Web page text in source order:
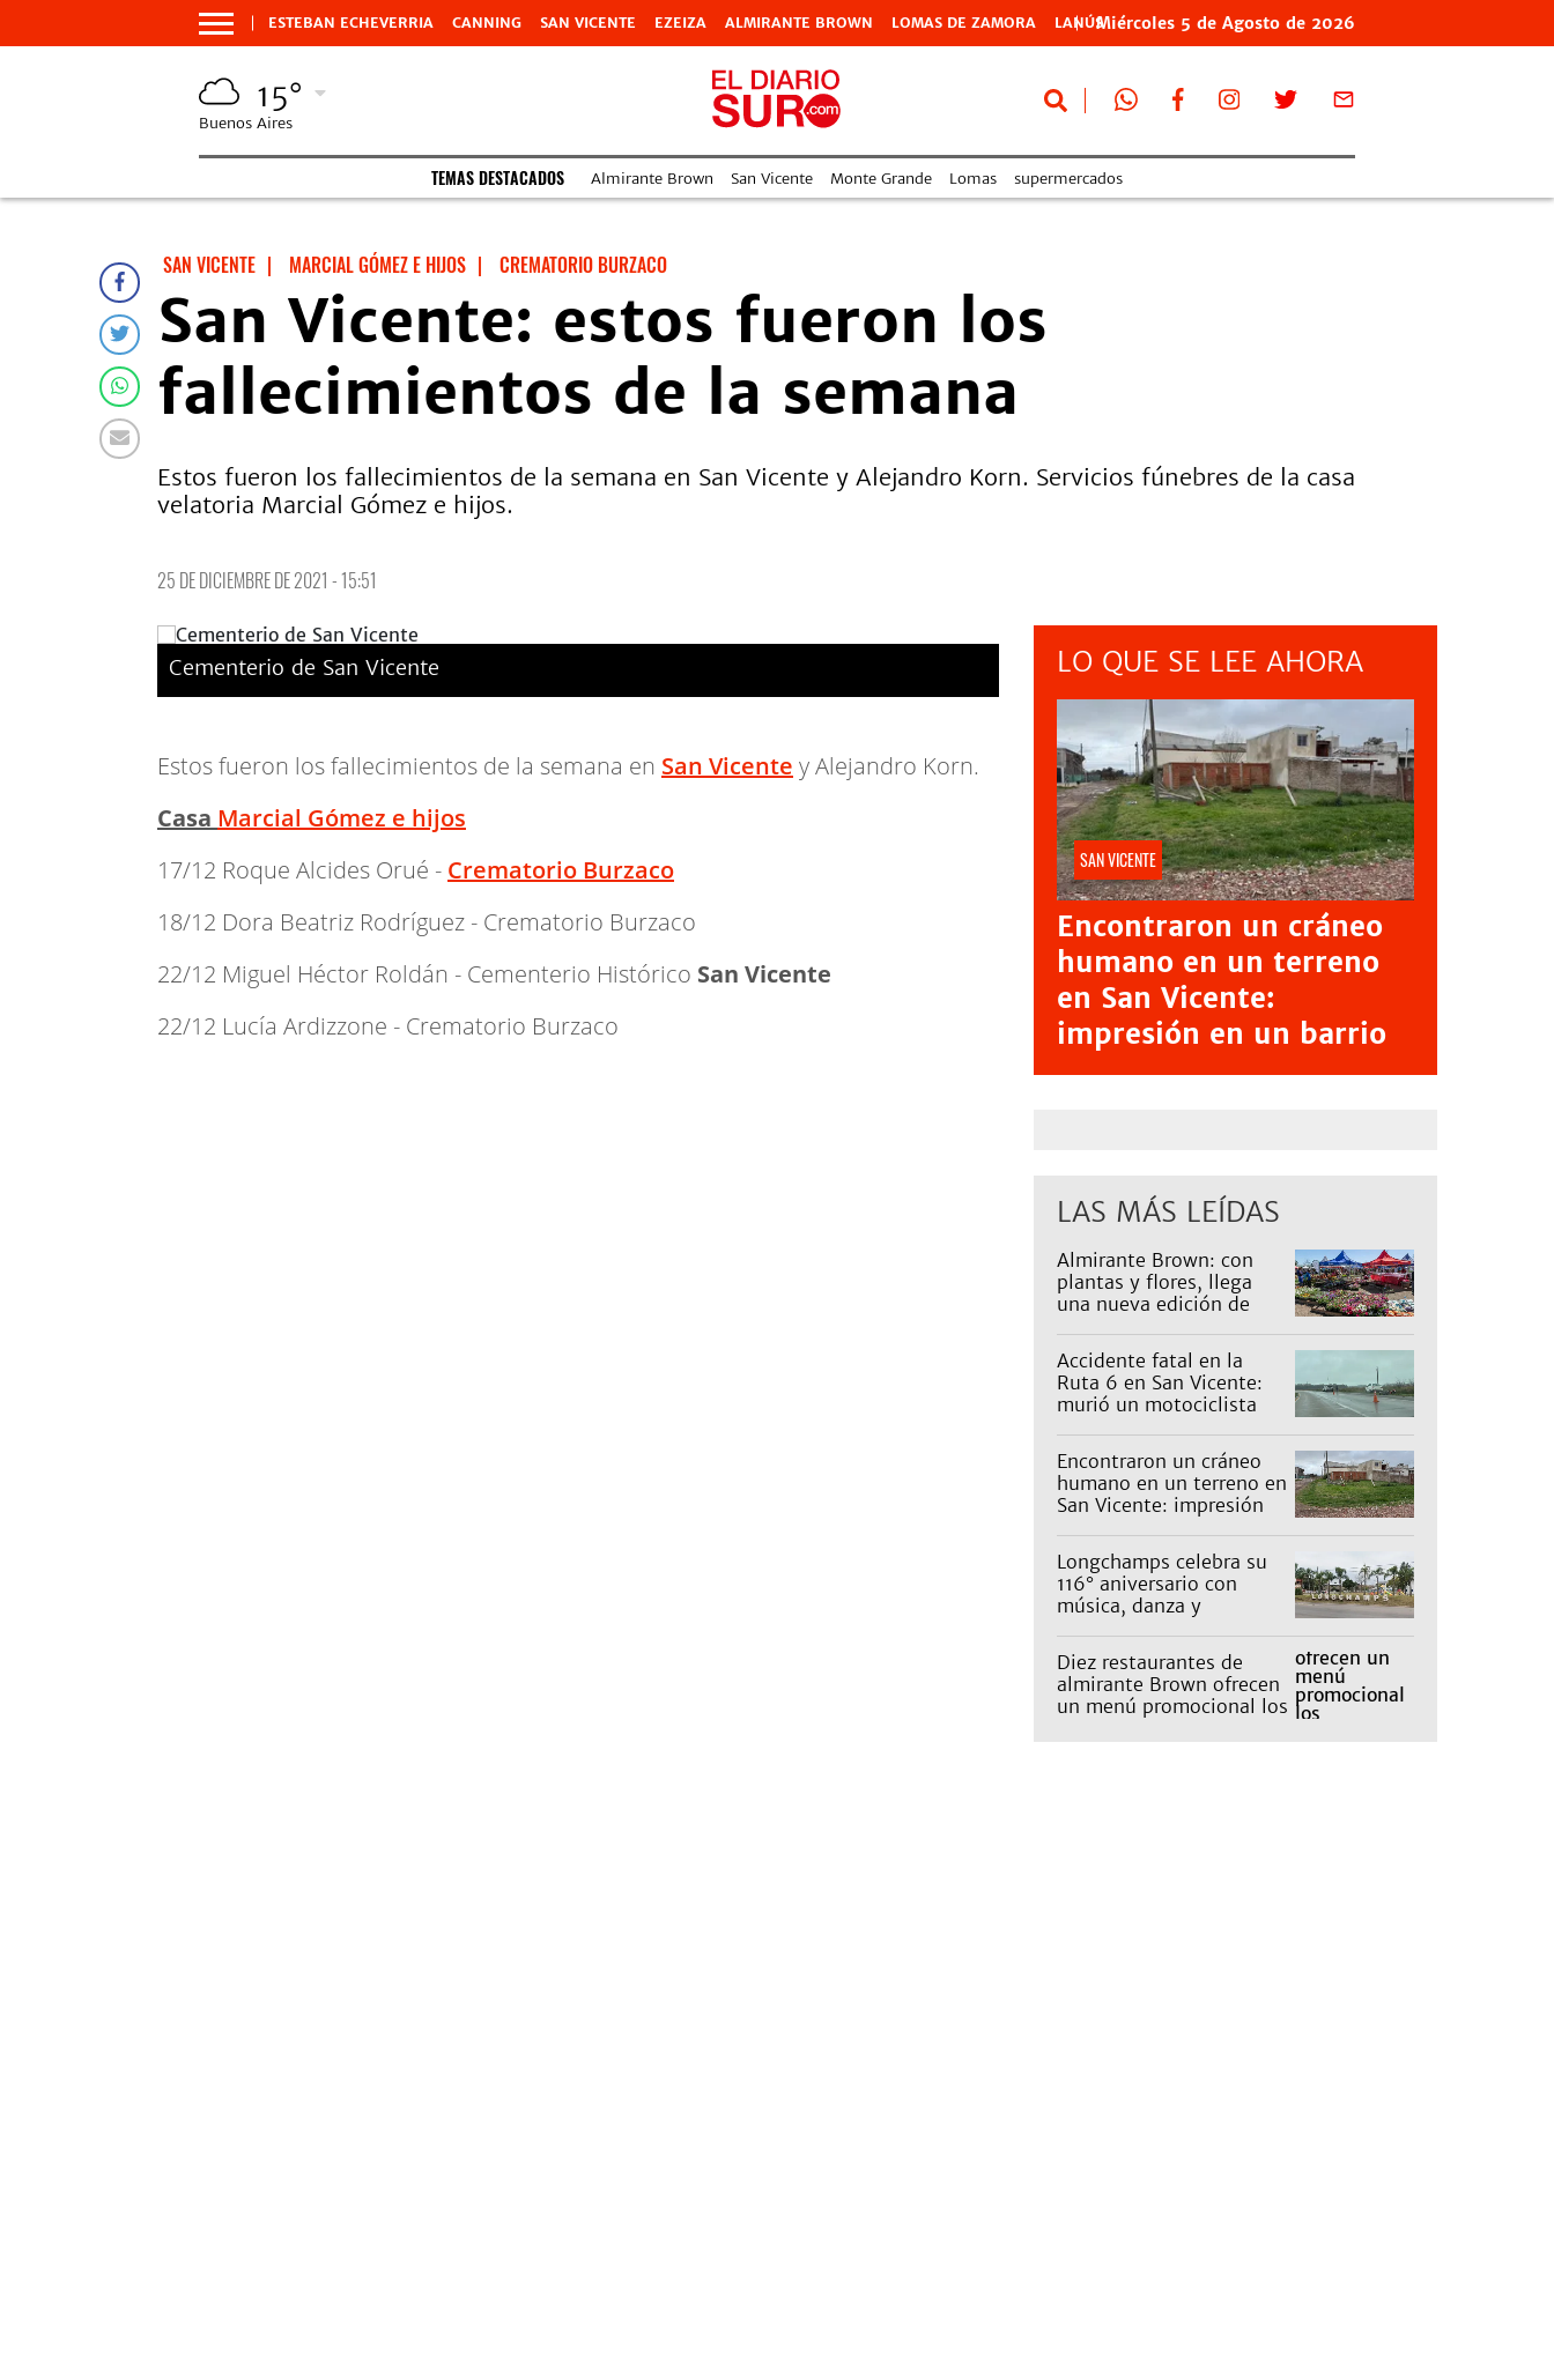
ESTEBAN ECHEVERRIA CANNING SAN VICENTE EZEIZA ALMIRANTE BROWN LOMAS DE ZAMORA LANÚSMiércoles 5 de Agosto de 2026
15°
Buenos Aires
TEMAS DESTACADOS Almirante Brown San Vicente Monte Grande Lomas supermercados
SAN VICENTE | MARCIAL GÓMEZ E HIJOS | CREMATORIO BURZACO
San Vicente: estos fueron los
fallecimientos de la semana
Estos fueron los fallecimientos de la semana en San Vicente y Alejandro Korn. Servicios fúnebres de la casa
velatoria Marcial Gómez e hijos.
25 DE DICIEMBRE DE 2021 - 15:51
Cementerio de San Vicente
Estos fueron los fallecimientos de la semana en San Vicente y Alejandro Korn.
Casa Marcial Gómez e hijos
17/12 Roque Alcides Orué - Crematorio Burzaco
18/12 Dora Beatriz Rodríguez - Crematorio Burzaco
22/12 Miguel Héctor Roldán - Cementerio Histórico San Vicente
22/12 Lucía Ardizzone - Crematorio Burzaco
LO QUE SE LEE AHORA
SAN VICENTE
Encontraron un cráneo
humano en un terreno
en San Vicente:
impresión en un barrio
LAS MÁS LEÍDAS
Almirante Brown: con
plantas y flores, llega
una nueva edición de
Accidente fatal en la
Ruta 6 en San Vicente:
murió un motociclista
Encontraron un cráneo
humano en un terreno en
San Vicente: impresión
Longchamps celebra su
116° aniversario con
música, danza y
familia
Diez restaurantes de
almirante Brown ofrecen
un menú promocional los